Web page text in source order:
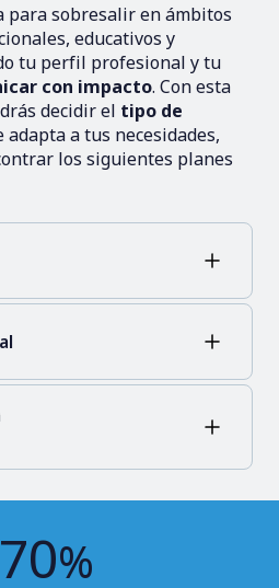
para sobresalir en ámbitos
educativos y
tu perfil profesional y tu
con impacto. Con esta
decidir el tipo de
adapta a tus necesidades,
los siguientes planes
70%